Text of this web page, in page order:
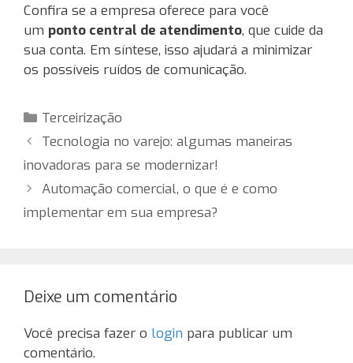
Confira se a empresa oferece para você
um ponto central de atendimento, que cuide da
sua conta. Em síntese, isso ajudará a minimizar
os possíveis ruídos de comunicação.
Categorias
Terceirização
Tecnologia no varejo: algumas maneiras
inovadoras para se modernizar!
Automação comercial, o que é e como
implementar em sua empresa?
Deixe um comentário
Você precisa fazer o login para publicar um
comentário.